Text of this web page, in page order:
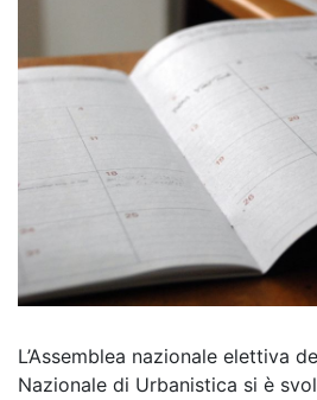
L’Assemblea nazionale elettiva
Nazionale di Urbanistica si è